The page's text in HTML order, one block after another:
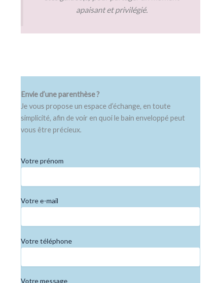
apaisant et privilégié.
Envie d’une parenthèse ?
Je vous propose un espace d’échange, en toute
simplicité, afin de voir en quoi le bain enveloppé peut
vous être précieux.
Votre prénom
Votre e-mail
Votre téléphone
Votre message